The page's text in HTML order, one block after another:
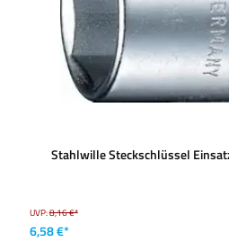
Stahlwille Steckschlüssel
UVP:8,16 €*
6,58 €*